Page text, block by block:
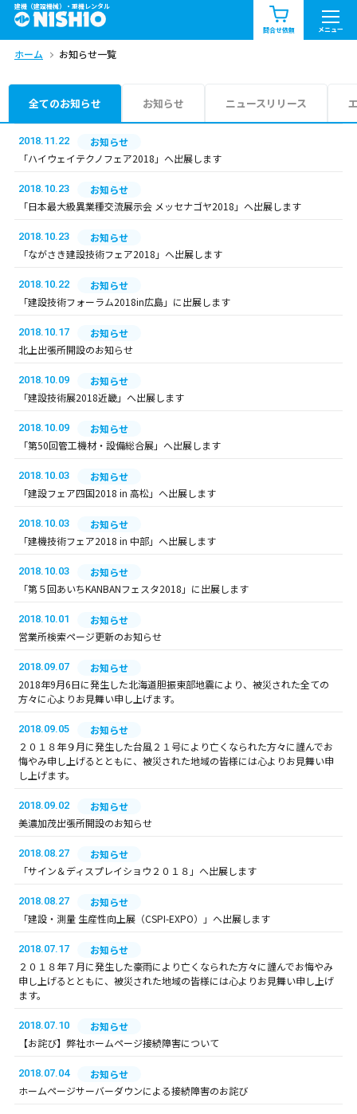
建機（建設機械）・重機レンタル
問合せ依頼 メニュー
商品一覧 お知らせ一覧
問合せ依頼リスト
エリア情報を見る
ホーム お知らせ一覧
全てのお知らせ お知らせ ニュースリリース
2018.11.22
お知らせ
「ハイウェイテクノフェア2018」へ出展します
2018.10.23
お知らせ
「日本最大級異業種交流展示会 メッセナゴヤ2018」へ出展します
2018.10.23
お知らせ
「ながさき建設技術フェア2018」へ出展します
2018.10.22
お知らせ
「建設技術フォーラム2018in広島」に出展します
2018.10.17
お知らせ
北上出張所開設のお知らせ
2018.10.09
お知らせ
「建設技術展2018近畿」へ出展します
2018.10.09
お知らせ
「第50回管工機材・設備総合展」へ出展します
2018.10.03
お知らせ
「建設フェア四国2018 in 高松」へ出展します
2018.10.03
お知らせ
「建機技術フェア2018 in 中部」へ出展します
2018.10.03
お知らせ
「第５回あいちKANBANフェスタ2018」に出展します
2018.10.01
お知らせ
営業所検索ページ更新のお知らせ
2018.09.07
お知らせ
2018年9月6日に発生した北海道胆振東部地震により、被災された全ての
方々に心よりお見舞い申し上げます。
2018.09.05
お知らせ
２０１８年９月に発生した台風２１号により亡くなられた方々に謹んでお
悔やみ申し上げるとともに、被災された地域の皆様には心よりお見舞い申
し上げます。
2018.09.02
お知らせ
美濃加茂出張所開設のお知らせ
2018.08.27
お知らせ
「サイン＆ディスプレイショウ２０１８」へ出展します
2018.08.27
お知らせ
「建設・測量 生産性向上展（CSPI-EXPO）」へ出展します
2018.07.17
お知らせ
２０１８年７月に発生した豪雨により亡くなられた方々に謹んでお悔やみ
申し上げるとともに、被災された地域の皆様には心よりお見舞い申し上げ
ます。
2018.07.10
お知らせ
【お詫び】弊社ホームページ接続障害について
2018.07.04
お知らせ
ホームページサーバーダウンによる接続障害のお詫び